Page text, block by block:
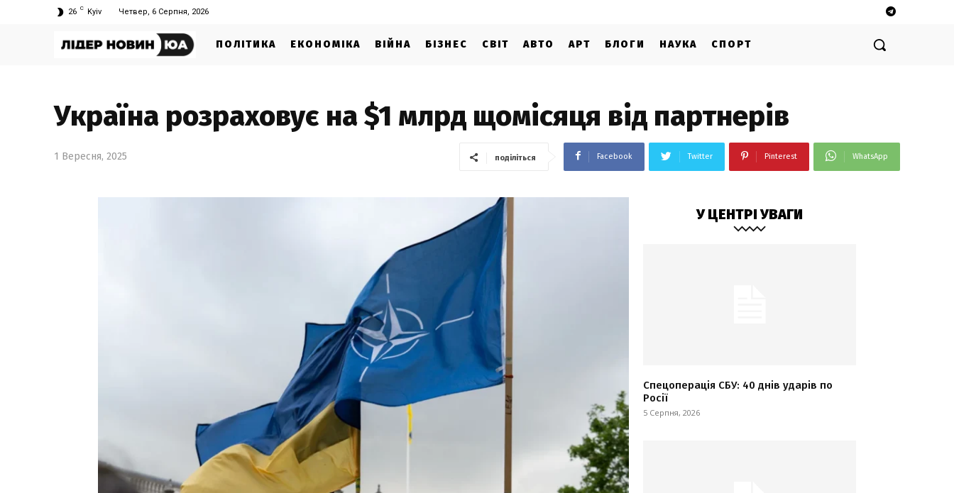
26 C Kyiv Четвер, 6 Серпня, 2026
ПОЛІТИКА ЕКОНОМІКА ВІЙНА БІЗНЕС СВІТ АВТО АРТ БЛОГИ НАУКА СПОРТ
Україна розраховує на $1 млрд щомісяця від партнерів
1 Вересня, 2025 поділіться Facebook Twitter Pinterest WhatsApp
У ЦЕНТРІ УВАГИ
Спецоперація СБУ: 40 днів ударів по
Росії
5 Серпня, 2026